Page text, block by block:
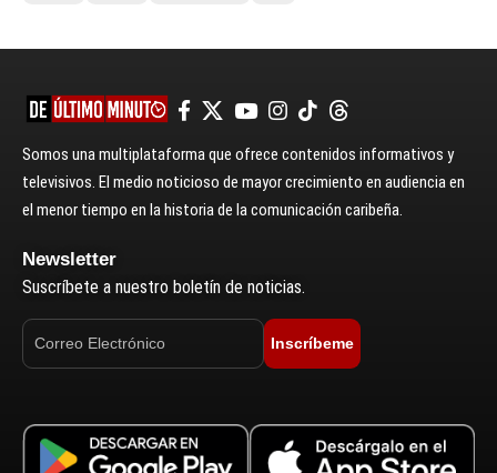
Somos una multiplataforma que ofrece contenidos informativos y
televisivos. El medio noticioso de mayor crecimiento en audiencia en
el menor tiempo en la historia de la comunicación caribeña.
Newsletter
Suscríbete a nuestro boletín de noticias.
Inscríbeme